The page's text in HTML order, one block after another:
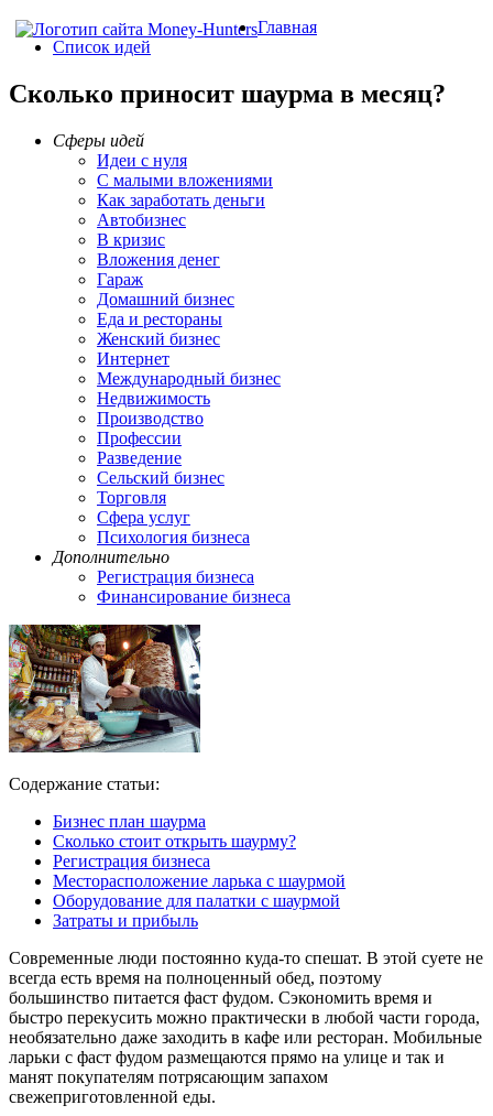
Главная
Список идей
Сколько приносит шаурма в месяц?
Сферы идей
Идеи с нуля
С малыми вложениями
Как заработать деньги
Автобизнес
В кризис
Вложения денег
Гараж
Домашний бизнес
Еда и рестораны
Женский бизнес
Интернет
Международный бизнес
Недвижимость
Производство
Профессии
Разведение
Сельский бизнес
Торговля
Сфера услуг
Психология бизнеса
Дополнительно
Регистрация бизнеса
Финансирование бизнеса
Содержание статьи:
Бизнес план шаурма
Сколько стоит открыть шаурму?
Регистрация бизнеса
Месторасположение ларька с шаурмой
Оборудование для палатки с шаурмой
Затраты и прибыль
Современные люди постоянно куда-то спешат. В этой суете не
всегда есть время на полноценный обед, поэтому
большинство питается фаст фудом. Сэкономить время и
быстро перекусить можно практически в любой части города,
необязательно даже заходить в кафе или ресторан. Мобильные
ларьки с фаст фудом размещаются прямо на улице и так и
манят покупателям потрясающим запахом
свежеприготовленной еды.